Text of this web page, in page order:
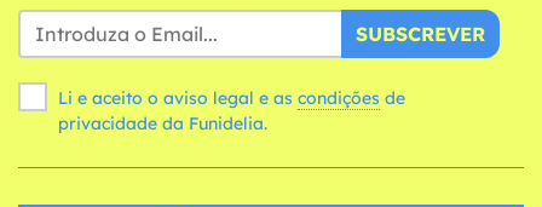
SUBSCREVER
Li e aceito o aviso legal e as condições
privacidade da Funidelia.